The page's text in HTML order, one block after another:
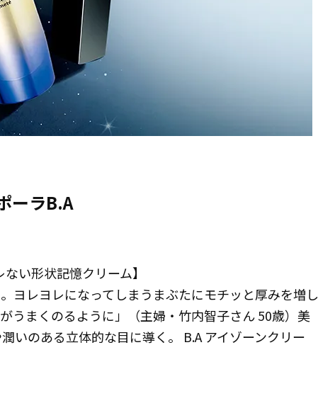
ーラB.A
い形状記憶クリーム】
ヨレヨレになってしまうまぶたにモチッと厚みを増し
うまくのるように」（主婦・竹内智子さん 50歳）美
いのある立体的な目に導く。 B.A アイゾーンクリー